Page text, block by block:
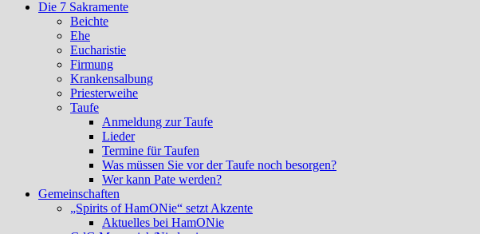
Die 7 Sakramente
Beichte
Ehe
Eucharistie
Firmung
Krankensalbung
Priesterweihe
Taufe
Anmeldung zur Taufe
Lieder
Termine für Taufen
Was müssen Sie vor der Taufe noch besorgen?
Wer kann Pate werden?
Gemeinschaften
„Spirits of HamONie“ setzt Akzente
Aktuelles bei HamONie